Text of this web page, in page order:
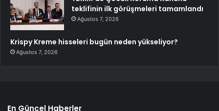
teklifinin ilk görüşmeleri tamamlandı
Ağustos 7, 2026
Krispy Kreme hisseleri bugün neden yükseliyor?
Ağustos 7, 2026
En Güncel Haberler